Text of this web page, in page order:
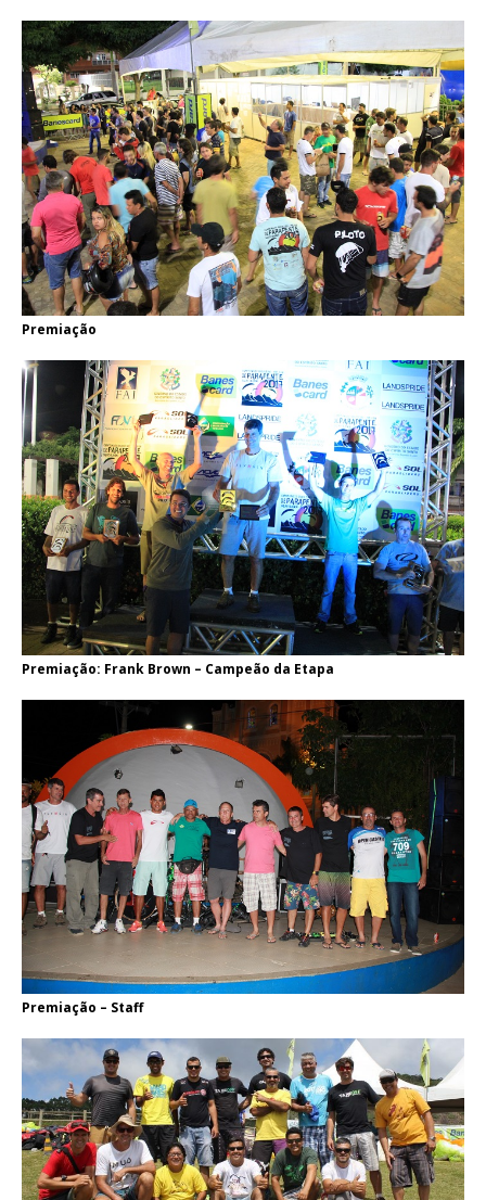
Premiação
Premiação: Frank Brown – Campeão da Etapa
Premiação – Staff